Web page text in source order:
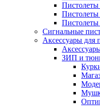
Пистолеты
Пистолеты
Сигнальные
Аксессуары для
ЗИП и